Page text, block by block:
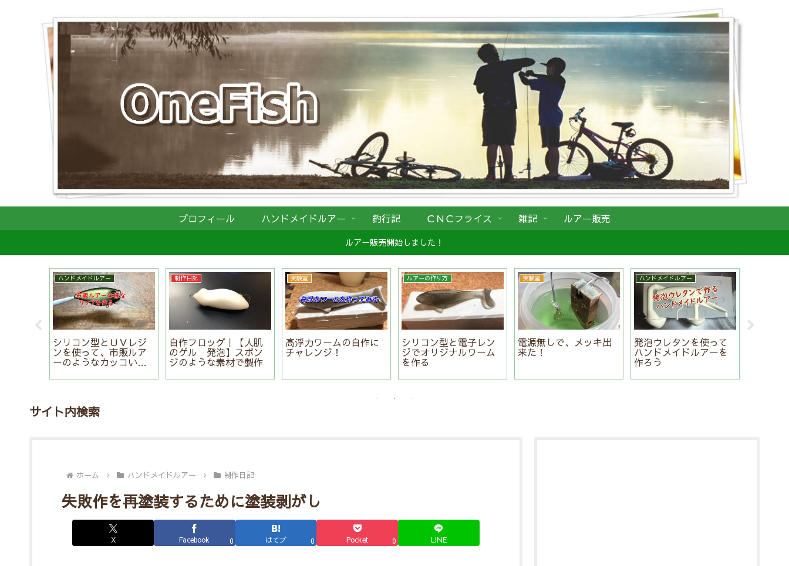
プロフィール ハンドメイドルアー 釣行記 ＣＮＣフライス 雑記 ルアー販売
ルアー販売開始しました！
ハンドメイドルアー
シリコン型とＵＶレジ
ンを使って、市販ルア
ーのようなカッコいい
制作日記
自作フロッグ｜【人肌
のゲル 発泡】スポン
ジのような素材で製作
実験室
高浮力ワームの自作に
チャレンジ！
ルアーの作り方
シリコン型と電子レン
ジでオリジナルワーム
を作る
実験室
電源無しで、メッキ出
来た！
ハンドメイドルアー
発泡ウレタンを使って
ハンドメイドルアーを
作ろう
サイト内検索
ホーム ハンドメイドルアー 制作日記
失敗作を再塗装するために塗装剥がし
X Facebook 0 はてブ 0 Pocket 0 LINE